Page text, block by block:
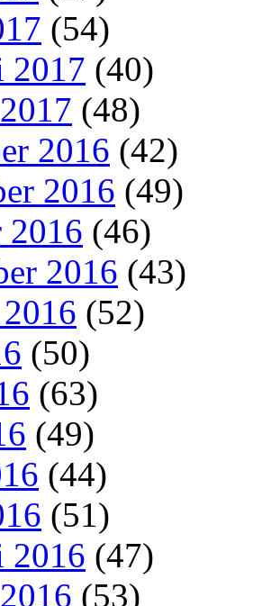
(54)
2017 (40)
(48)
2016 (42)
2016 (49)
2016 (46)
2016 (43)
(52)
(50)
(63)
(49)
(44)
(51)
2016 (47)
(53)